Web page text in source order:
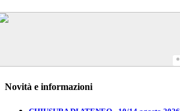
Novità e informazioni